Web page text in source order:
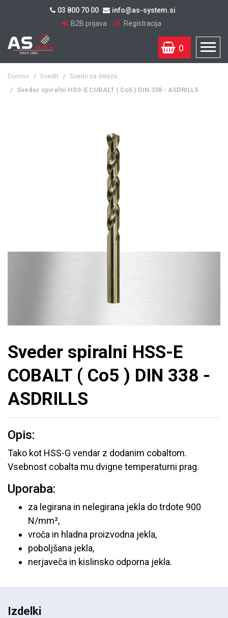
03 800 70 00
info@as-system.si
B2B prijava
Registracija
0
Domov / Svedri / Svedri za železo
/ Sveder spiralni HSS-E COBALT ( Co5 ) DIN 338 - ASDRILLS
Sveder spiralni HSS-E
COBALT ( Co5 ) DIN 338 -
ASDRILLS
Opis:
Tako kot HSS-G vendar z dodanim cobaltom.
Vsebnost cobalta mu dvigne temperaturni prag.
Uporaba:
za legirana in nelegirana jekla do trdote 900
N/mm²,
vroča in hladna proizvodna jekla,
poboljšana jekla,
nerjaveča in kislinsko odporna jekla.
Izdelki